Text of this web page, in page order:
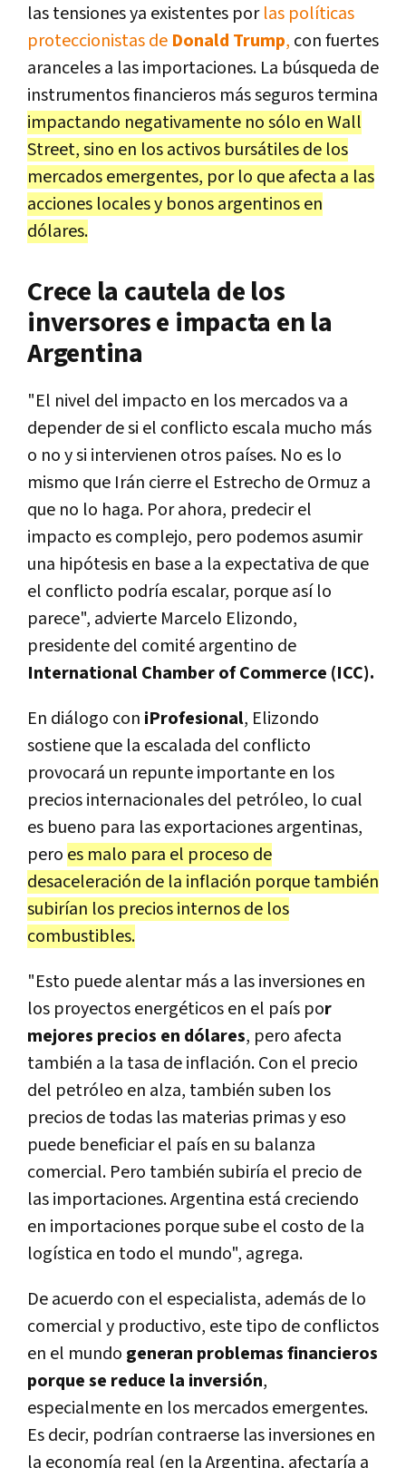
las tensiones ya existentes porlas políticas
proteccionistas de Donald Trump, con fuertes
aranceles a las importaciones. La búsqueda de
instrumentos financieros más seguros termina
impactando negativamente no sólo en Wall
Street, sino en los activos bursátiles de los
mercados emergentes, por lo que afecta a las
acciones locales y bonos argentinos en
dólares.
Crece la cautela de los
inversores e impacta en la
Argentina
"El nivel del impacto en los mercados va a
depender de si el conflicto escala mucho más
o no y si intervienen otros países. No es lo
mismo que Irán cierre el Estrecho de Ormuz a
que no lo haga. Por ahora, predecir el
impacto es complejo, pero podemos asumir
una hipótesis en base a la expectativa de que
el conflicto podría escalar, porque así lo
parece", advierte Marcelo Elizondo,
presidente del comité argentino de
International Chamber of Commerce (ICC).
En diálogo con iProfesional, Elizondo
sostiene que la escalada del conflicto
provocará un repunte importante en los
precios internacionales del petróleo, lo cual
es bueno para las exportaciones argentinas,
pero es malo para el proceso de
desaceleración de la inflación porque también
subirían los precios internos de los
combustibles.
"Esto puede alentar más a las inversiones en
los proyectos energéticos en el país por
mejores precios en dólares, pero afecta
también a la tasa de inflación. Con el precio
del petróleo en alza, también suben los
precios de todas las materias primas y eso
puede beneficiar el país en su balanza
comercial. Pero también subiría el precio de
las importaciones. Argentina está creciendo
en importaciones porque sube el costo de la
logística en todo el mundo", agrega.
De acuerdo con el especialista, además de lo
comercial y productivo, este tipo de conflictos
en el mundo generan problemas financieros
porque se reduce la inversión,
especialmente en los mercados emergentes.
Es decir, podrían contraerse las inversiones en
la economía real (en la Argentina, afectaría a